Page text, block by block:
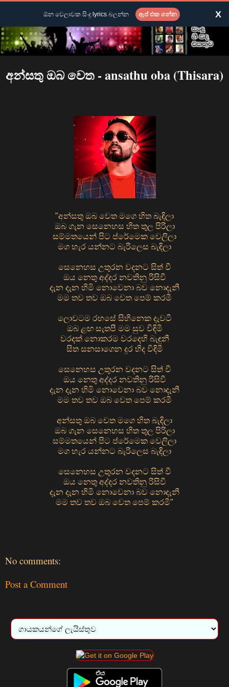
අන්සතු ඔබ වෙත - ansathu oba (Thisara)
"අන්සතු ඔබ වෙත මගෙ හිත බැඳිලා
ඔබ ගැන සෙනෙහස හිත තුල පිරිලා
සම්මතයෙන් පිට ප්රේමෙක වෙලිලා
මග හැර යන්නට බැරිලෙස බැඳිලා
සෙනෙහස උතුරන වදනට සිත් වී
ඔය නෙතු අද්දර නවතිනු රිසිවී
දැන දැන හිමි නොවෙනා බව නොදැනී
මම තව තව ඔබ වෙත පෙම් කරමී
ලොවටම රහසේ සිහිනෙක දැවටී
ඔබ ළඟ සැතපී මම සුව විඳිමී
වරදක් නොකරම වරදෙහි බැඳුනී
සිත සනසාගෙන දුර හිද විඳිමී
සෙනෙහස උතුරන වදනට සිත් වී
ඔය නෙතු අද්දර නවතිනු රිසිවී
දැන දැන හිමි නොවෙනා බව නොදැනී
මම තව තව ඔබ වෙත පෙම් කරමී
අන්සතු ඔබ වෙත මගෙ හිත බැඳිලා
ඔබ ගැන සෙනෙහස හිත තුල පිරිලා
සම්මතයෙන් පිට ප්රේමෙක වෙලිලා
මග හැර යන්නට බැරිලෙස බැඳිලා
සෙනෙහස උතුරන වදනට සිත් වී
ඔය නෙතු අද්දර නවතිනු රිසිවී
දැන දැන හිමි නොවෙනා බව නොදැනී
මම තව තව ඔබ වෙත පෙම් කරමී"
No comments:
Post a Comment
ඕන වෙලාවක සිංදු lyrics බලන්න ඇප් එක ගන්න X